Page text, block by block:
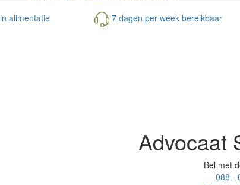
alimentatie 7 dagen per week bereikbaar
Advocaat
Bel met
088 -